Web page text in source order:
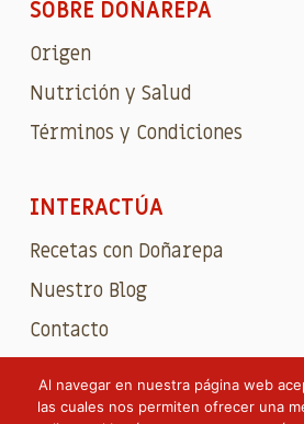
SOBRE DOÑAREPA
Origen
Nutrición y Salud
Términos y Condiciones
INTERACTÚA
Recetas con Doñarepa
Nuestro Blog
Contacto
Al navegar en nuestra página web
las cuales nos permiten ofrecer una